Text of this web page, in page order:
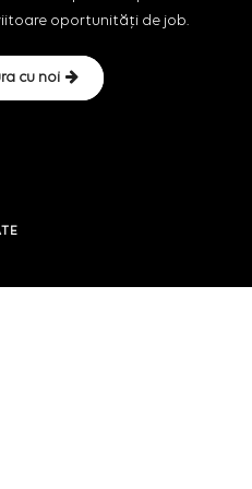
oportunități de job.
cu noi